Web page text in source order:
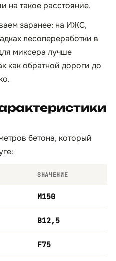
на такое расстояние.
заранее: на ИЖС,
лесопереработки в
миксера лучше
как обратной дороги до
бетона, который
ЗНАЧЕНИЕ
М150
B12,5
F75